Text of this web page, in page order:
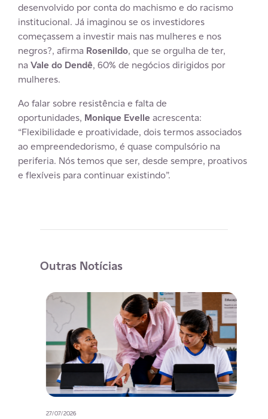
desenvolvido por conta do machismo e do racismo
institucional. Já imaginou se os investidores
começassem a investir mais nas mulheres e nos
negros?, afirma Rosenildo, que se orgulha de ter,
na Vale do Dendê, 60% de negócios dirigidos por
mulheres.
Ao falar sobre resistência e falta de
oportunidades, Monique Evelleacrescenta:
“Flexibilidade e proatividade, dois termos associados
ao empreendedorismo, é quase compulsório na
periferia. Nós temos que ser, desde sempre, proativos
e flexíveis para continuar existindo”.
Outras Notícias
27/07/2026